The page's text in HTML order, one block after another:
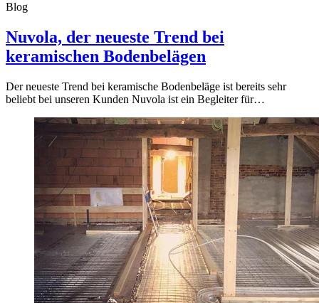
Blog
Nuvola, der neueste Trend bei
keramischen Bodenbelägen
Der neueste Trend bei keramische Bodenbeläge ist bereits sehr
beliebt bei unseren Kunden Nuvola ist ein Begleiter für…